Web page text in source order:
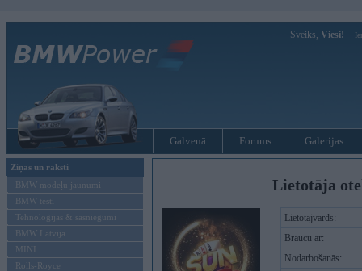
Sveiks, Viesi!
Galvenā Forums Galerijas
Ziņas un raksti
BMW modeļu jaunumi
BMW testi
Tehnoloģijas & sasniegumi
BMW Latvijā
MINI
Rolls-Royce
Lietotāja
Lietotājvārds:
Braucu ar:
Nodarbošanās: